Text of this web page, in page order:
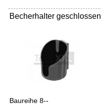
Becherhalter geschlossen
Baureihe 8--